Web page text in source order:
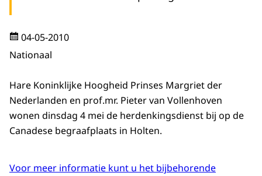
04-05-2010
Nationaal
Hare Koninklijke Hoogheid Prinses Margriet der
Nederlanden en prof.mr. Pieter van Vollenhoven
wonen dinsdag 4 mei de herdenkingsdienst bij op de
Canadese begraafplaats in Holten.
Voor meer informatie kunt u het bijbehorende